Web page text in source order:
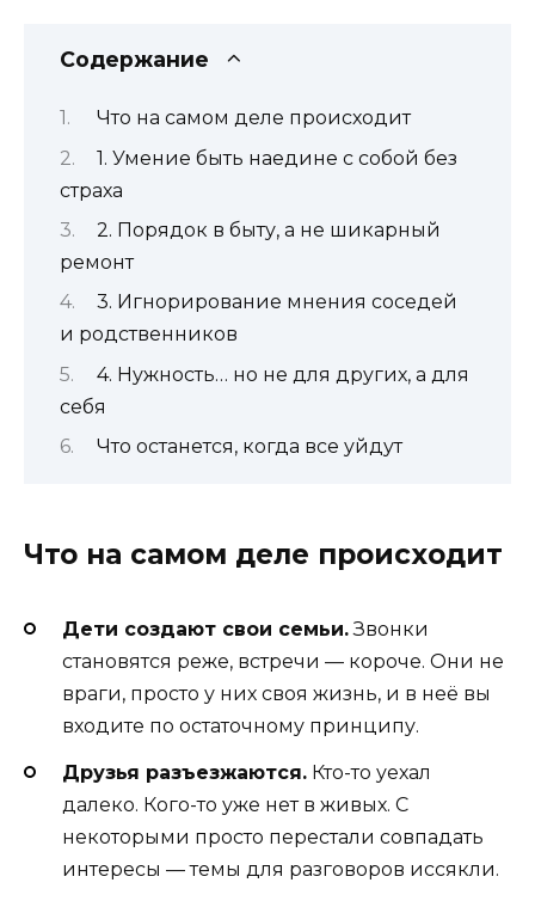
Содержание
Что на самом деле происходит
1. Умение быть наедине с собой без
страха
2. Порядок в быту, а не шикарный
ремонт
3. Игнорирование мнения соседей
и родственников
4. Нужность… но не для других, а для
себя
Что останется, когда все уйдут
Что на самом деле происходит
Дети создают свои семьи.Звонки
становятся реже, встречи — короче. Они не
враги, просто у них своя жизнь, и в неё вы
входите по остаточному принципу.
Друзья разъезжаются. Кто-то уехал
далеко. Кого-то уже нет в живых. С
некоторыми просто перестали совпадать
интересы — темы для разговоров иссякли.